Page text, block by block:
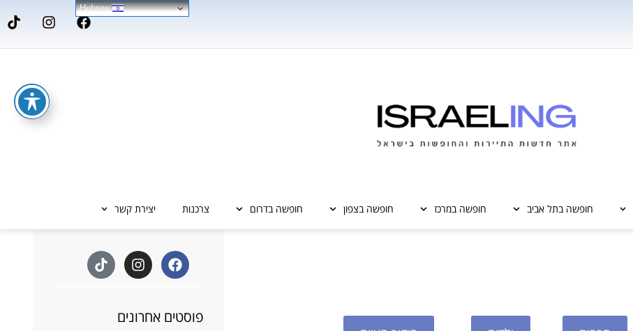
חופשה בתל אביב חופשה במרכז חופשה בצפון חופשה בדרום צרכנות יצירת קשר
פוסטים אחרונים
Hebrew